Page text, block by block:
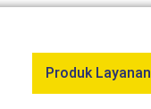
Produk Layanan